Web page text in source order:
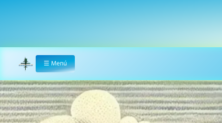
Home
☰ Menú